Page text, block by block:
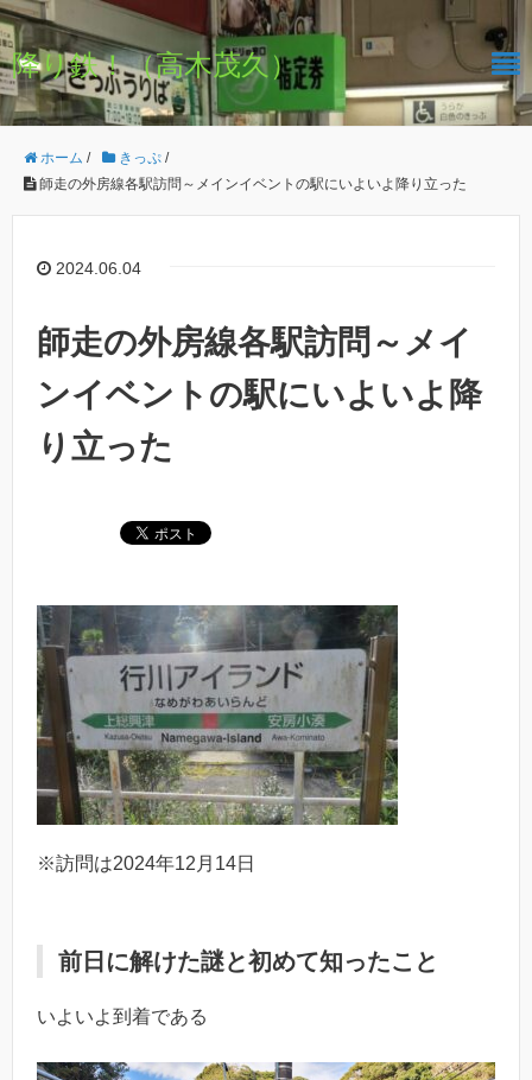
降り鉄！（高木茂久）
ホーム / きっぷ /
師走の外房線各駅訪問～メインイベントの駅にいよいよ降り立った
2024.06.04
師走の外房線各駅訪問～メイ
ンイベントの駅にいよいよ降
り立った
※訪問は2024年12月14日
前日に解けた謎と初めて知ったこと
いよいよ到着である